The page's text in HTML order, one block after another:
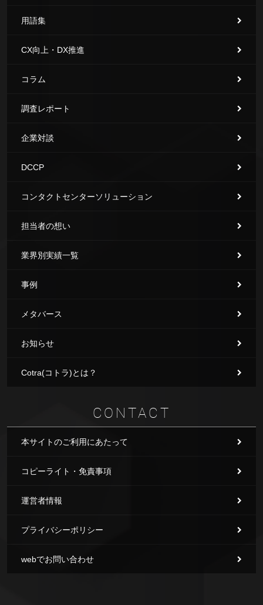
用語集
CX向上・DX推進
コラム
調査レポート
企業対談
DCCP
コンタクトセンターソリューション
担当者の想い
業界別実績一覧
事例
メタバース
お知らせ
Cotra(コトラ)とは？
CONTACT
本サイトのご利用にあたって
コピーライト・免責事項
運営者情報
プライバシーポリシー
webでお問い合わせ